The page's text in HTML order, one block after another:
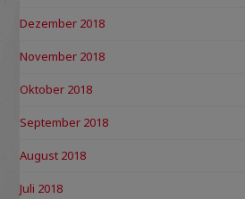
Dezember 2018
November 2018
Oktober 2018
September 2018
August 2018
Juli 2018